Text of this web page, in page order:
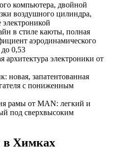
компьютера, двойной
воздушного цилиндра,
в стиле каюты, полная
аэродинамического
0,53
архитектура электроники от
новая, запатентованная
с пониженным
рамы от MAN: легкий и
под сверхвысоким
в Химках